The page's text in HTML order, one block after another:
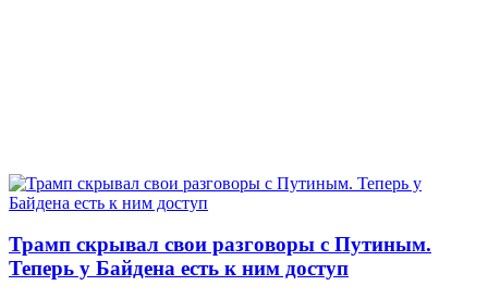
Трамп скрывал свои разговоры с Путиным.
Теперь у Байдена есть к ним доступ